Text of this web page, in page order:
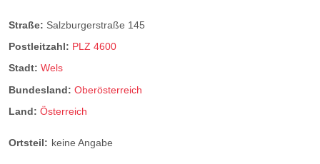
Straße: Salzburgerstraße 145
Postleitzahl: PLZ 4600
Stadt: Wels
Bundesland: Oberösterreich
Land: Österreich
Ortsteil: keine Angabe